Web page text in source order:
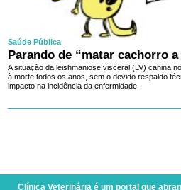
Saúde Pública
Parando de “matar cachorro
A situação da leishmaniose visceral (LV) canina
à morte todos os anos, sem o devido respaldo
impacto na incidência da enfermidade
Clínica Veterinária é um portal que